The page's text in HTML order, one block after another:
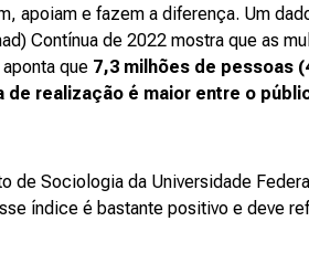
apoiam e fazem a diferença. Um
Contínua de 2022 mostra que as
que 7,3 milhões de pessoas
de realização é maior entre o
de Sociologia da Universidade
índice é bastante positivo e deve